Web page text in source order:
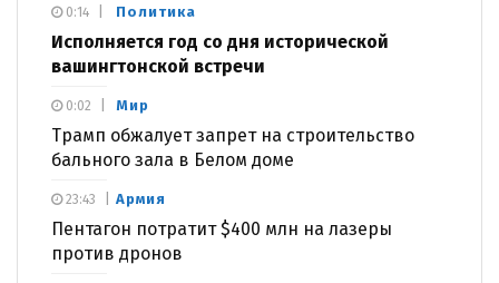
Политика
Исполняется год со дня исторической
вашингтонской встречи
0:14
Мир
Трамп обжалует запрет на строительство
бального зала в Белом доме
0:02
Армия
Пентагон потратит $400 млн на лазеры
против дронов
23:43